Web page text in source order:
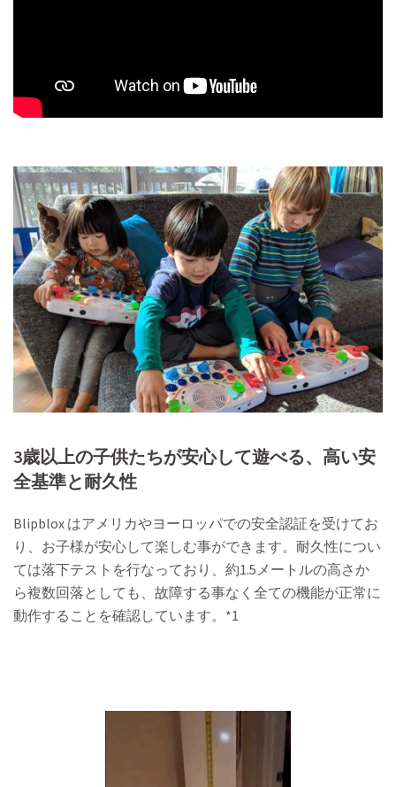
3歳以上の子供たちが安心して遊べる、高い安
全基準と耐久性
Blipblox はアメリカやヨーロッパでの安全認証を受けてお
り、お子様が安心して楽しむ事ができます。耐久性につい
ては落下テストを行なっており、約1.5メートルの高さか
ら複数回落としても、故障する事なく全ての機能が正常に
動作することを確認しています。*1